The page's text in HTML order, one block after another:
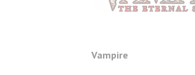
Vampire